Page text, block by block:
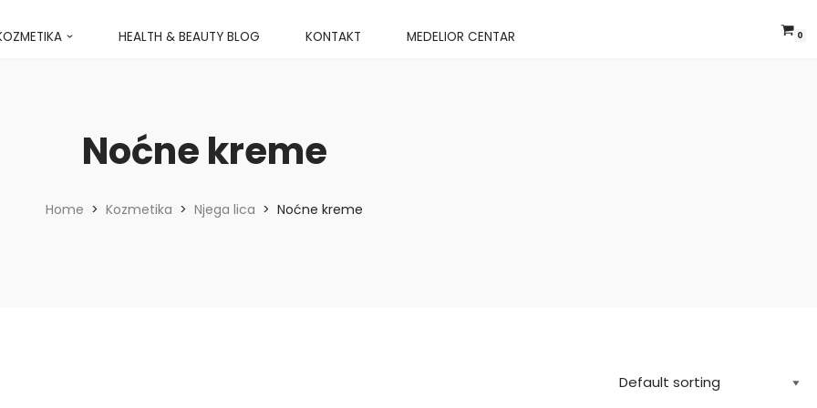
HEALTH & BEAUTY BLOG KONTAKT MEDELIOR CENTAR 0
Noćne kreme
Home > Kozmetika > Njega lica > Noćne kreme